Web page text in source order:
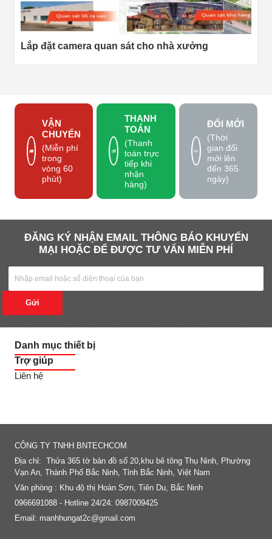
Lắp đặt camera quan sát cho nhà xưởng
VẬN
CHUYỂN
(Miễn phí
trong
vòng 60
phút)
THANH
TOÁN
(Thanh
toán trực
tiếp khi
nhận
hàng)
ĐỔI MỚI
(Thời
gian đổi
mới lên
đến 365
ngày)
ĐĂNG KÝ NHẬN EMAIL THÔNG BÁO KHUYẾN
MẠI HOẶC ĐỂ ĐƯỢC TƯ VẤN MIỄN PHÍ
Gửi
Danh mục thiết bị
Trợ giúp
Liên hệ
CÔNG TY TNHH BNTECHCOM
Địa chỉ: Thửa 365 tờ bản đồ số 20,khu bê tông Thụ Ninh, Phường
Vạn An, Thành Phố Bắc Ninh, Tỉnh Bắc Ninh, Việt Nam
Văn phòng : Khu độ thị Hoàn Sơn, Tiên Du, Bắc Ninh
0966691088 - Hotline 24/24: 0987009425
Email: manhhungat2c@gmail.com